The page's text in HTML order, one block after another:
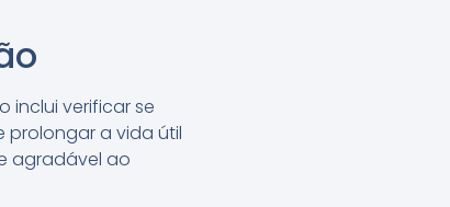
inclui verificar se
a vida útil
agradável ao